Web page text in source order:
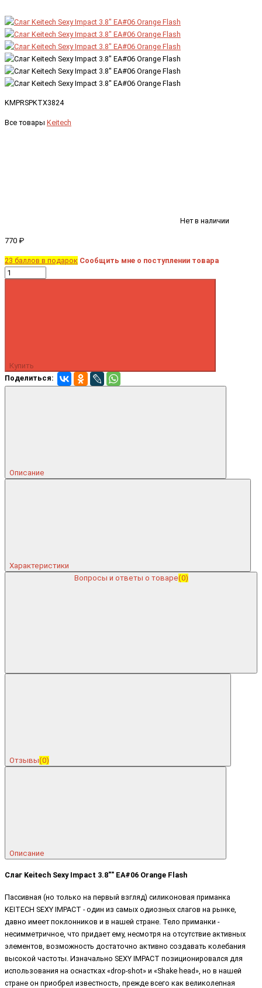
KMPRSPKTX3824
Все товары Keitech
Нет в наличии
770 ₽
23 баллов в подарок Сообщить мне о поступлении товара
Купить
Поделиться:
Описание
Характеристики
Вопросы и ответы о товаре(0)
Отзывы(0)
Описание
Слаг Keitech Sexy Impact 3.8"" EA#06 Orange Flash
Пассивная (но только на первый взгляд) силиконовая приманка
KEITECH SEXY IMPACT - один из самых одиозных слагов на рынке,
давно имеет поклонников и в нашей стране. Тело приманки -
несимметричное, что придает ему, несмотря на отсутствие активных
элементов, возможность достаточно активно создавать колебания
высокой частоты. Изначально SEXY IMPACT позиционировался для
использования на оснастках «drop-shot» и «Shake head», но в нашей
стране он приобрел известность, прежде всего как великолепная